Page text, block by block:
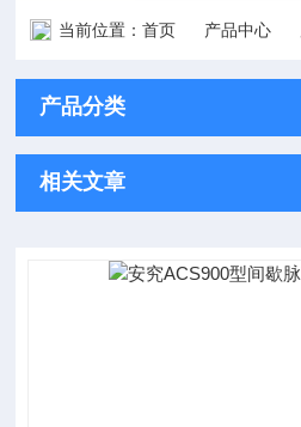
当前位置：首页 产品中心
产品分类
相关文章